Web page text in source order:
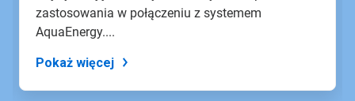
zastosowania w połączeniu z systemem
AquaEnergy....
Pokaż więcej